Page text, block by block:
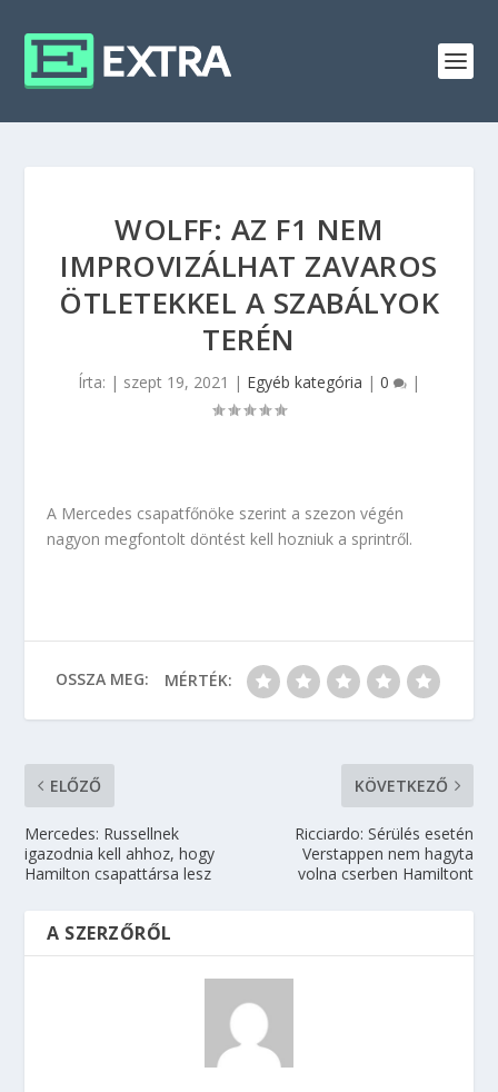
WOLFF: AZ F1 NEM
IMPROVIZÁLHAT ZAVAROS
ÖTLETEKKEL A SZABÁLYOK
TERÉN
Írta: | szept 19, 2021 | Egyéb kategória | 0 |
A Mercedes csapatfőnöke szerint a szezon végén
nagyon megfontolt döntést kell hozniuk a sprintről.
OSSZA MEG: MÉRTÉK:
ELŐZŐ
Mercedes: Russellnek
igazodnia kell ahhoz, hogy
Hamilton csapattársa lesz
KÖVETKEZŐ
Ricciardo: Sérülés esetén
Verstappen nem hagyta
volna cserben Hamiltont
A SZERZŐRŐL